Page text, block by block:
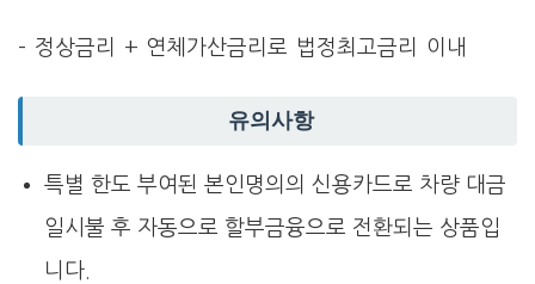
– 정상금리 + 연체가산금리로 법정최고금리 이내
유의사항
특별 한도 부여된 본인명의의 신용카드로 차량 대금
일시불 후 자동으로 할부금융으로 전환되는 상품입
니다.